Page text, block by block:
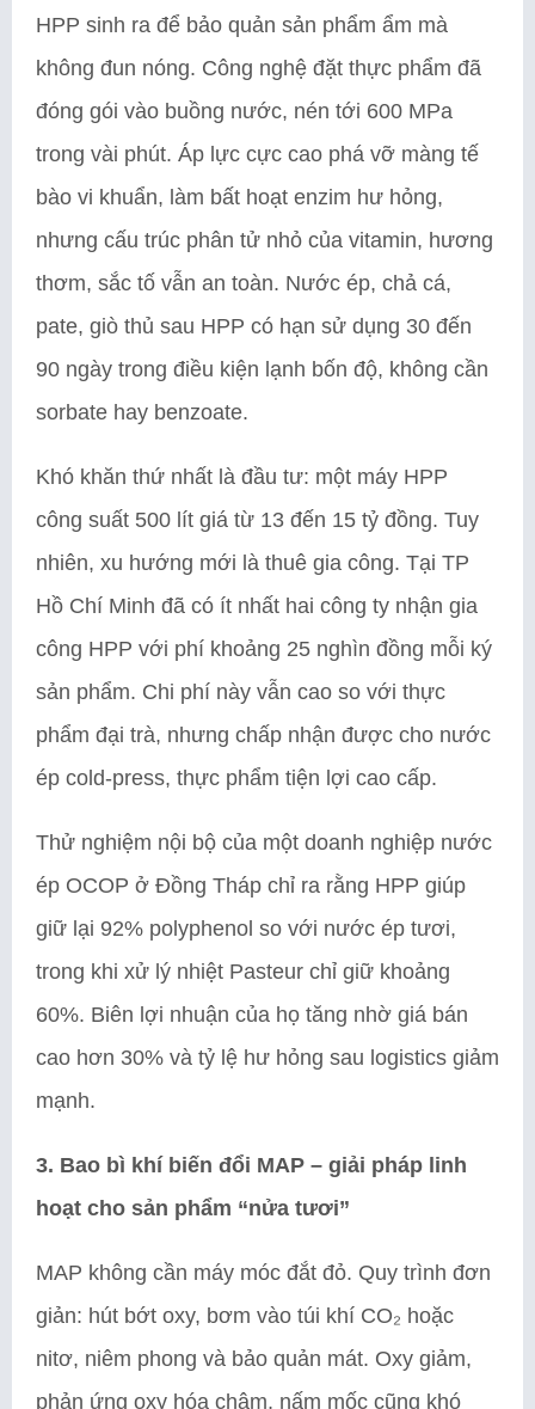
HPP sinh ra để bảo quản sản phẩm ẩm mà
không đun nóng. Công nghệ đặt thực phẩm đã
đóng gói vào buồng nước, nén tới 600 MPa
trong vài phút. Áp lực cực cao phá vỡ màng tế
bào vi khuẩn, làm bất hoạt enzim hư hỏng,
nhưng cấu trúc phân tử nhỏ của vitamin, hương
thơm, sắc tố vẫn an toàn. Nước ép, chả cá,
pate, giò thủ sau HPP có hạn sử dụng 30 đến
90 ngày trong điều kiện lạnh bốn độ, không cần
sorbate hay benzoate.
Khó khăn thứ nhất là đầu tư: một máy HPP
công suất 500 lít giá từ 13 đến 15 tỷ đồng. Tuy
nhiên, xu hướng mới là thuê gia công. Tại TP
Hồ Chí Minh đã có ít nhất hai công ty nhận gia
công HPP với phí khoảng 25 nghìn đồng mỗi ký
sản phẩm. Chi phí này vẫn cao so với thực
phẩm đại trà, nhưng chấp nhận được cho nước
ép cold-press, thực phẩm tiện lợi cao cấp.
Thử nghiệm nội bộ của một doanh nghiệp nước
ép OCOP ở Đồng Tháp chỉ ra rằng HPP giúp
giữ lại 92% polyphenol so với nước ép tươi,
trong khi xử lý nhiệt Pasteur chỉ giữ khoảng
60%. Biên lợi nhuận của họ tăng nhờ giá bán
cao hơn 30% và tỷ lệ hư hỏng sau logistics giảm
mạnh.
3. Bao bì khí biến đổi MAP – giải pháp linh
hoạt cho sản phẩm “nửa tươi”
MAP không cần máy móc đắt đỏ. Quy trình đơn
giản: hút bớt oxy, bơm vào túi khí CO₂ hoặc
nitơ, niêm phong và bảo quản mát. Oxy giảm,
phản ứng oxy hóa chậm, nấm mốc cũng khó